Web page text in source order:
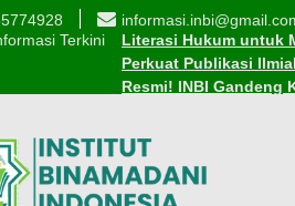
Terkini
Literasi Hukum untuk
Perkuat Publikasi
Resmi! INBI Gandeng
Edaran Perkuliahan